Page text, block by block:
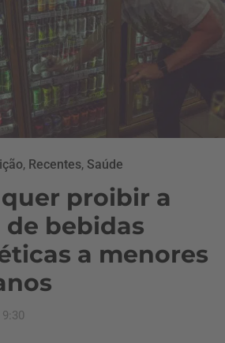
, Recentes, Saúde
quer proibir a
de bebidas
a menores